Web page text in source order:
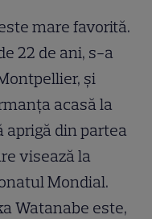
mare favorită.
22 de ani, s-a
şi
acasă la
aprigă din partea
visează la
Mondial.
Watanabe este,